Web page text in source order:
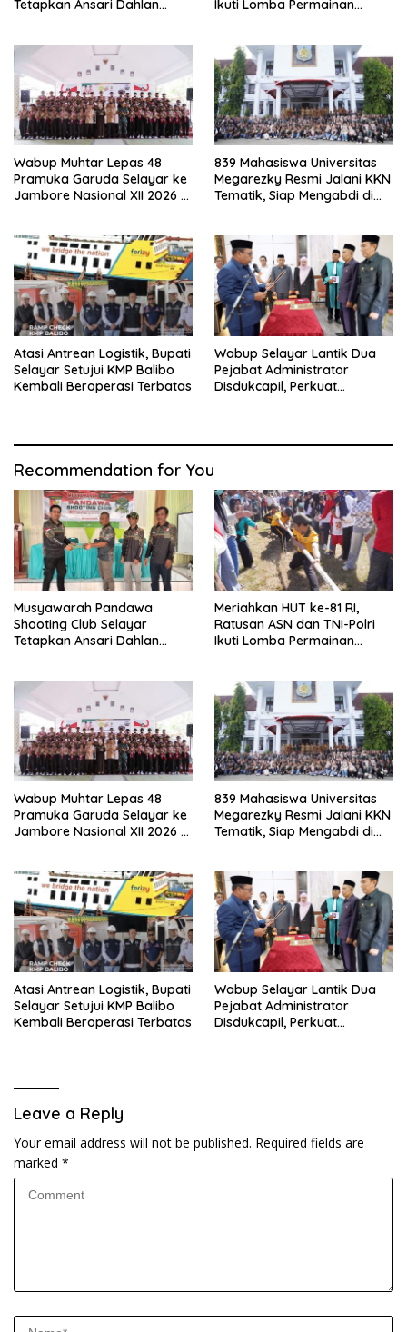
Tetapkan Ansari Dahlan
Ikuti Lomba Permainan
Wabup Muhtar Lepas 48
Pramuka Garuda Selayar ke
Jambore Nasional XII 2026 di
839 Mahasiswa Universitas
Megarezky Resmi Jalani KKN
Tematik, Siap Mengabdi di
Atasi Antrean Logistik, Bupati
Selayar Setujui KMP Balibo
Kembali Beroperasi Terbatas
Wabup Selayar Lantik Dua
Pejabat Administrator
Disdukcapil, Perkuat
Recommendation for You
Musyawarah Pandawa
Shooting Club Selayar
Tetapkan Ansari Dahlan
Meriahkan HUT ke-81 RI,
Ratusan ASN dan TNI-Polri
Ikuti Lomba Permainan
Wabup Muhtar Lepas 48
Pramuka Garuda Selayar ke
Jambore Nasional XII 2026 di
839 Mahasiswa Universitas
Megarezky Resmi Jalani KKN
Tematik, Siap Mengabdi di
Atasi Antrean Logistik, Bupati
Selayar Setujui KMP Balibo
Kembali Beroperasi Terbatas
Wabup Selayar Lantik Dua
Pejabat Administrator
Disdukcapil, Perkuat
Leave a Reply
Your email address will not be published. Required fields are
marked *